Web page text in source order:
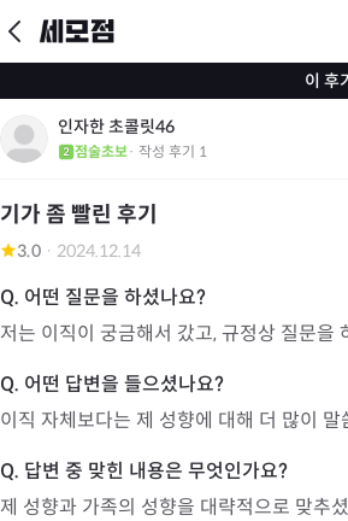
이 후
인자한 초콜릿46
점술초보· 작성 후기 1
기가 좀 빨린 후기
3.0 · 2024.12.14
저는 이직이 궁금해서 갔고, 규정상 질문을
이직 자체보다는 제 성향에 대해 더 많이 말
제 성향과 가족의 성향을 대략적으로 맞추